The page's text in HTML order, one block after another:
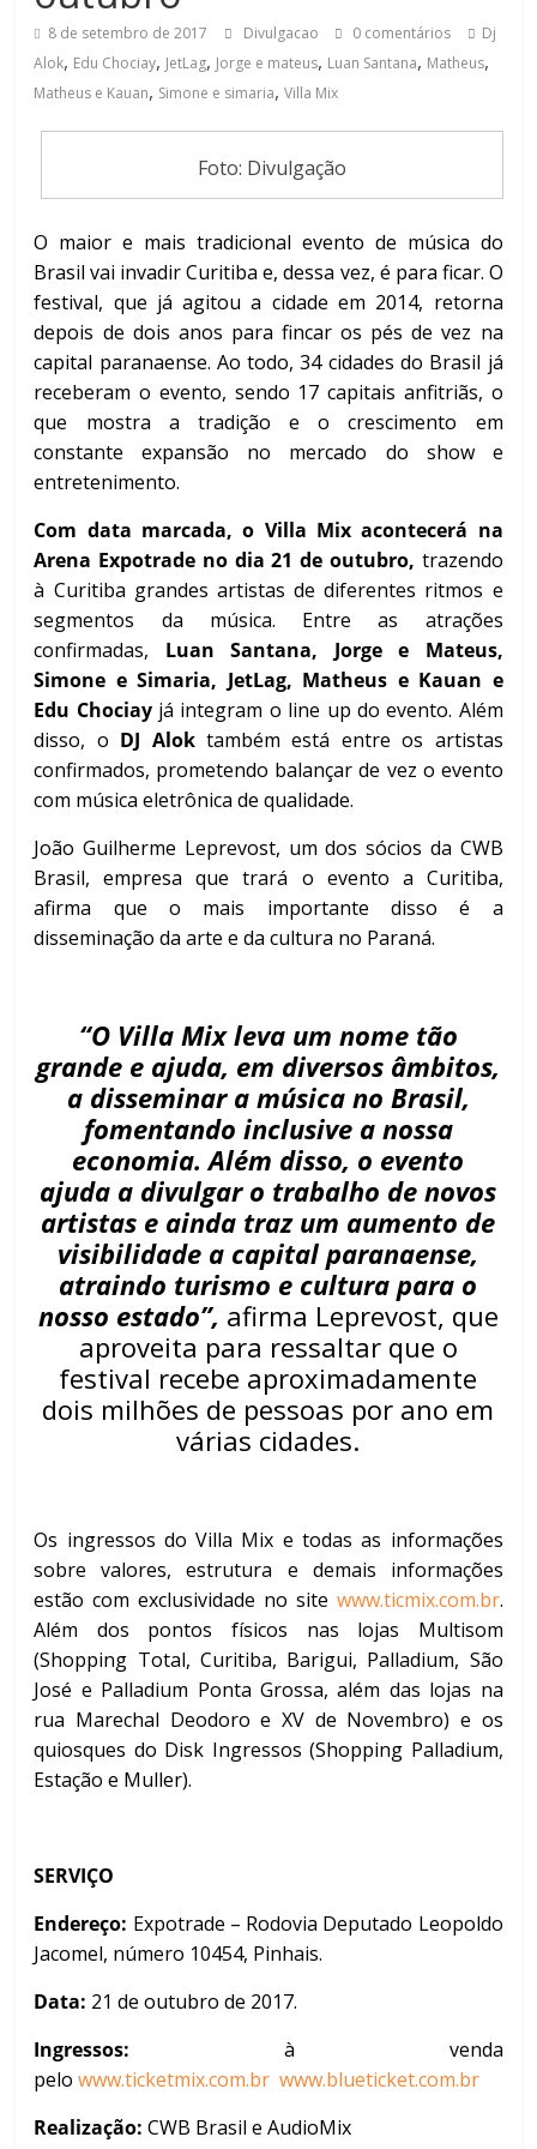
8 de setembro de 2017 Divulgacao 0 comentários
Dj
Alok, Edu Chociay, JetLag, Jorge e mateus, Luan Santana, Matheus,
Matheus e Kauan, Simone e simaria,Villa Mix
Foto: Divulgação
O maior e mais tradicional evento de música do
Brasil vai invadir Curitiba e, dessa vez, é para ficar. O
festival, que já agitou a cidade em 2014, retorna
depois de dois anos para fincar os pés de vez na
capital paranaense. Ao todo, 34 cidades do Brasil já
receberam o evento, sendo 17 capitais anfitriãs, o
que mostra a tradição e o crescimento em
constante expansão no mercado do show e
entretenimento.
Com data marcada, o Villa Mix acontecerá na
Arena Expotrade no dia 21 de outubro, trazendo
à Curitiba grandes artistas de diferentes ritmos e
segmentos da música. Entre as atrações
confirmadas, Luan Santana, Jorge e Mateus,
Simone e Simaria, JetLag, Matheus e Kauan e
Edu Chociayjá integram o line up do evento. Além
disso, o DJ Aloktambém está entre os artistas
confirmados, prometendo balançar de vez o evento
com música eletrônica de qualidade.
João Guilherme Leprevost, um dos sócios da CWB
Brasil, empresa que trará o evento a Curitiba,
afirma que o mais importante disso é a
disseminação da arte e da cultura no Paraná.
“O Villa Mix leva um nome tão
grande e ajuda, em diversos âmbitos,
a disseminar a música no Brasil,
fomentando inclusive a nossa
economia. Além disso, o evento
ajuda a divulgar o trabalho de novos
artistas e ainda traz um aumento de
visibilidade a capital paranaense,
atraindo turismo e cultura para o
nosso estado”, afirma Leprevost, que
aproveita para ressaltar que o
festival recebe aproximadamente
dois milhões de pessoas por ano em
várias cidades.
Os ingressos do Villa Mix e todas as informações
sobre valores, estrutura e demais informações
estão com exclusividade no site www.ticmix.com.br.
Além dos pontos físicos nas lojas Multisom
(Shopping Total, Curitiba, Barigui, Palladium, São
José e Palladium Ponta Grossa, além das lojas na
rua Marechal Deodoro e XV de Novembro) e os
quiosques do Disk Ingressos (Shopping Palladium,
Estação e Muller).
SERVIÇO
Endereço: Expotrade – Rodovia Deputado Leopoldo
Jacomel, número 10454, Pinhais.
Data: 21 de outubro de 2017.
Ingressos: à venda
pelowww.ticketmix.com.br www.blueticket.com.br
Realização:CWB Brasil e AudioMix